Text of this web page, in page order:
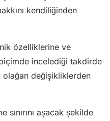
kendiliğinden
özelliklerine ve
incelediği takdirde
olağan değişikliklerden
aşacak şekilde